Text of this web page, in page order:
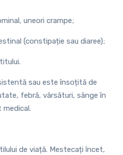
uneori crampe;
(constipație sau diaree);
sau este însoțită de
febră, vărsături, sânge în
de viață. Mestecați încet,